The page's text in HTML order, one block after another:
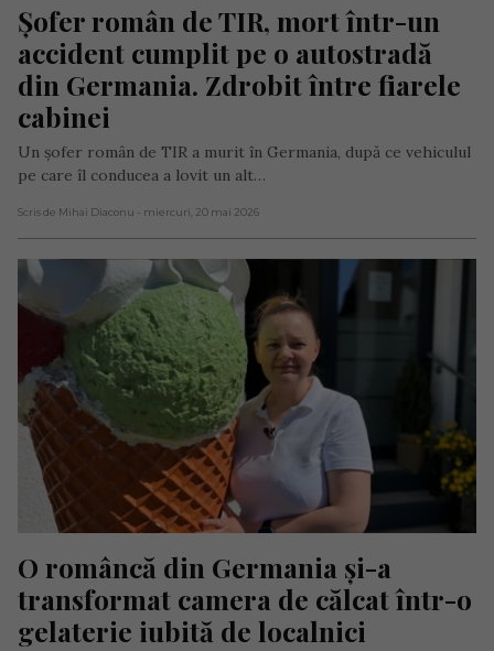
Șofer român de TIR, mort într-un
accident cumplit pe o autostradă
din Germania. Zdrobit între fiarele
cabinei
Un șofer român de TIR a murit în Germania, după ce vehiculul
pe care îl conducea a lovit un alt…
Scris de Mihai Diaconu - miercuri, 20 mai 2026
O româncă din Germania și-a
transformat camera de călcat într-o
gelaterie iubită de localnici